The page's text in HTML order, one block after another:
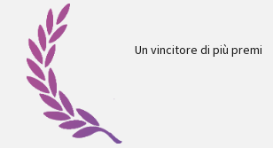
Un vincitore di più premi